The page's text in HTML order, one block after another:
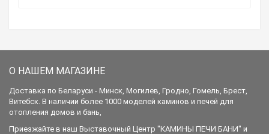
О НАШЕМ МАГАЗИНЕ
Доставка по Беларуси - Минск, Могилев, Гродно, Гомель, Брест,
Витебск. В наличии более 1000 моделей каминов и печей для
отопления домов и бань,
Приезжайте в наш Выставочный Центр "КАМИНЫ ПЕЧИ БАНИ" и